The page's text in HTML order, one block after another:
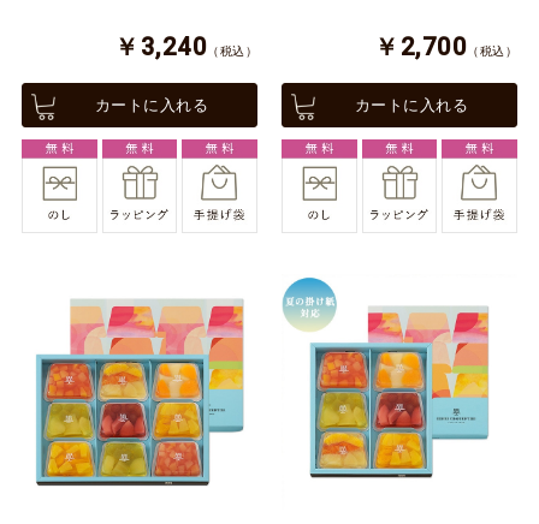
￥3,240 （税込）
カートに入れる
￥2,700 （税込）
カートに入れる